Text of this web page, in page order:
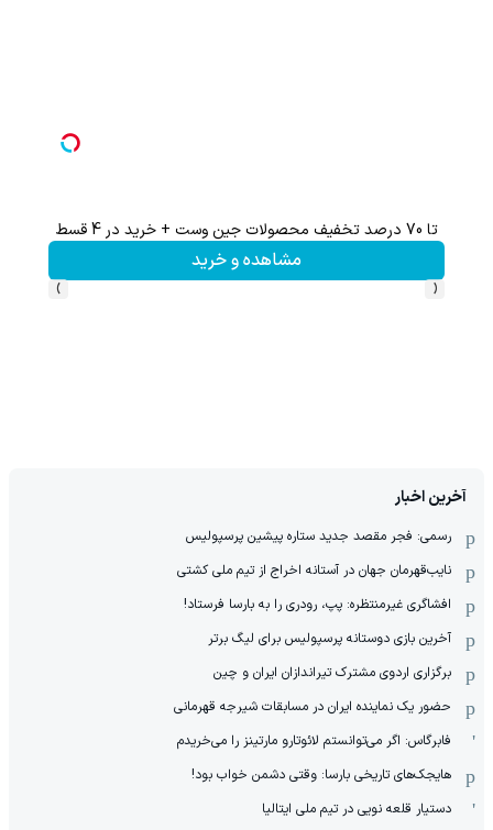
تا 70 درصد تخفیف محصولات جین وست + خرید در 4 قسط
مشاهده و خرید
‹
›
آخرین اخبار
رسمی: فجر مقصد جدید ستاره پیشین پرسپولیس
نایب‌قهرمان جهان در آستانه اخراج از تیم ملی کشتی
افشاگری غیرمنتظره: پپ، رودری را به بارسا فرستاد!
آخرین بازی دوستانه پرسپولیس برای لیگ برتر
برگزاری اردوی مشترک تیراندازان ایران و چین
حضور یک نماینده ایران در مسابقات شیرجه قهرمانی
فابرگاس: اگر می‌توانستم لائوتارو مارتینز را می‌خریدم
هایجک‌های تاریخی بارسا: وقتی دشمن خواب بود!
دستیار قلعه نویی در تیم ملی ایتالیا